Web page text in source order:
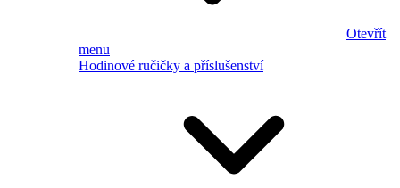
Otevřít
menu
Hodinové ručičky a příslušenství